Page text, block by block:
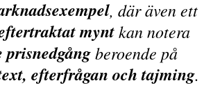
, där även ett
myntkan notera
prisnedgångberoende på
efterfrågan och tajming.